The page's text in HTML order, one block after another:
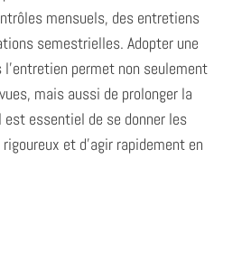
mensuels, des entretiens
semestrielles. Adopter une
permet non seulement
mais aussi de prolonger la
est essentiel de se donner les
et d’agir rapidement en